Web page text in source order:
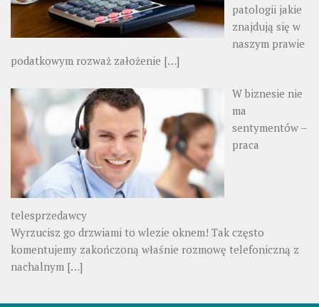
patologii jakie
znajdują się w
naszym prawie
podatkowym rozważ założenie […]
W biznesie nie
ma
sentymentów –
praca
telesprzedawcy
Wyrzucisz go drzwiami to wlezie oknem! Tak często
komentujemy zakończoną właśnie rozmowę telefoniczną z
nachalnym […]